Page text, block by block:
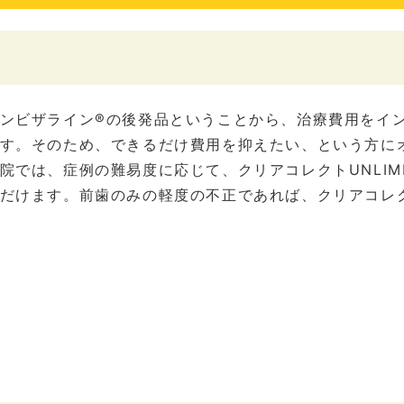
ビザライン®の後発品ということから、治療費用を
。そのため、できるだけ費用を抑えたい、という方に
では、症例の難易度に応じて、クリアコレクト
けます。前歯のみの軽度の不正であれば、クリアコ